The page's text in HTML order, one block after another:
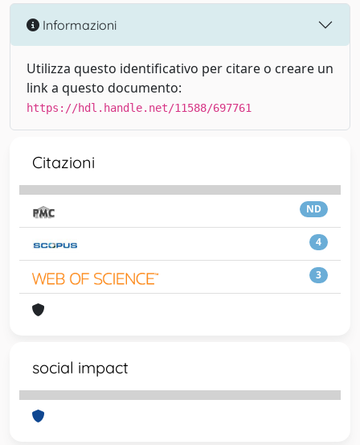
Informazioni
Utilizza questo identificativo per citare o creare un
link a questo documento:
https://hdl.handle.net/11588/697761
Citazioni
ND
4
3
social impact